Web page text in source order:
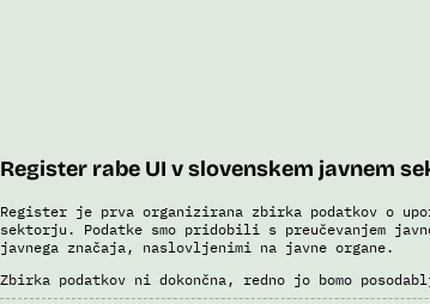
Register rabe UI v slovenskem javnem
Register je prva organizirana zbirka podatkov o
sektorju. Podatke smo pridobili s preučevanjem
javnega značaja, naslovljenimi na javne organe.
Zbirka podatkov ni dokončna, redno jo bomo